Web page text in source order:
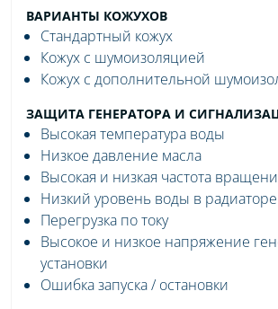
ВАРИАНТЫ КОЖУХОВ
Стандартный кожух
Кожух с шумоизоляцией
Кожух с дополнительной
ЗАЩИТА ГЕНЕРАТОРА И
Высокая температура воды
Низкое давление масла
Высокая и низкая частота
Низкий уровень воды в радиаторе
Перегрузка по току
Высокое и низкое напряжение
установки
Ошибка запуска / остановки